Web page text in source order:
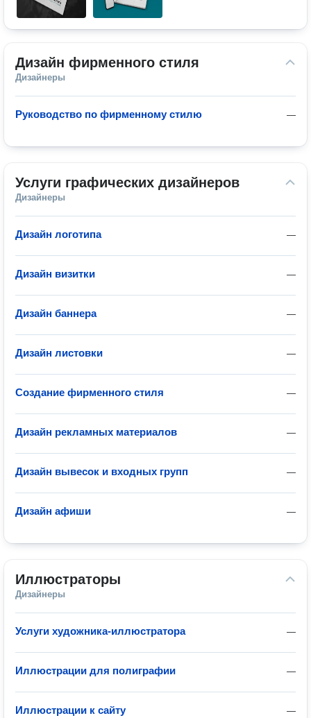
Дизайн фирменного стиля
Дизайнеры
—
Руководство по фирменному стилю
Услуги графических дизайнеров
Дизайнеры
—
Дизайн логотипа
—
Дизайн визитки
—
Дизайн баннера
—
Дизайн листовки
—
Создание фирменного стиля
—
Дизайн рекламных материалов
—
Дизайн вывесок и входных групп
—
Дизайн афиши
Иллюстраторы
Дизайнеры
—
Услуги художника-иллюстратора
—
Иллюстрации для полиграфии
—
Иллюстрации к сайту